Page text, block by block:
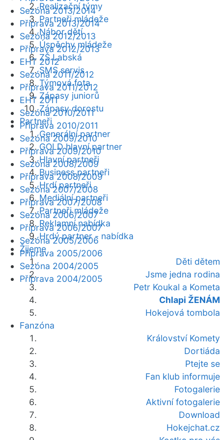
Realizační týmy
Partneři mládeže
Nábor dětí
Úspěchy mládeže
ZŠ Labská
SMS servis
Týmová fota
Zápasy juniorů
Zápasy dorostu
Partneři
Generální partner
GOLD hlavní partner
Hlavní partneři
Business partneři
Hrdí partneři
Mediální partneři
Partneři mládeže
Reklamní nabídka
Hrdý partner - nabídka
Žijeme
Děti dětem
Jsme jedna rodina
Petr Koukal a Kometa
Chlapi ŽENÁM
Hokejová tombola
Fanzóna
Království Komety
Dortiáda
Ptejte se
Fan klub informuje
Fotogalerie
Aktivní fotogalerie
Download
Hokejchat.cz
Sezóna 2013/2014
Příprava 2013/2014
Sezóna 2012/2013
Příprava 2012/2013
EHT 2012
Sezóna 2011/2012
Příprava 2011/2012
EHT 2011
Sezóna 2010/2011
Příprava 2010/2011
Sezóna 2009/2010
Příprava 2009/2010
Sezóna 2008/2009
Příprava 2008/2009
Sezóna 2007/2008
Příprava 2007/2008
Sezóna 2006/2007
Příprava 2006/2007
Sezóna 2005/2006
Příprava 2005/2006
Sezóna 2004/2005
Příprava 2004/2005